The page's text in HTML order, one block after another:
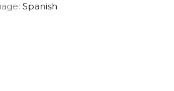
Spanish